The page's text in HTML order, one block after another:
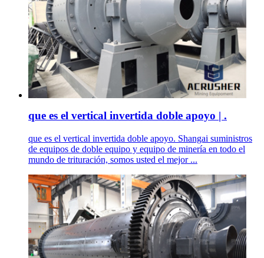
que es el vertical invertida doble apoyo | .
que es el vertical invertida doble apoyo. Shangai suministros
de equipos de doble equipo y equipo de minería en todo el
mundo de trituración, somos usted el mejor ...